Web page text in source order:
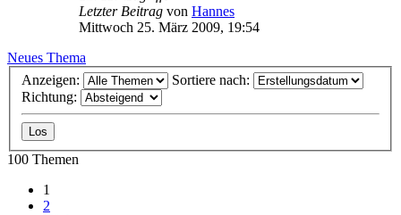
Letzter Beitrag von Hannes
Mittwoch 25. März 2009, 19:54
Neues Thema
Anzeigen:
Sortiere nach:
Richtung:
100 Themen
1
2